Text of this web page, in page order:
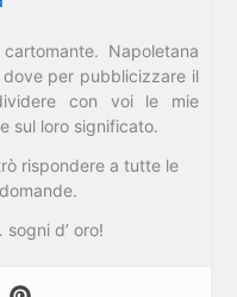
Napoletana
per pubblicizzare il
con voi le mie
sul loro significato.
rispondere a tutte le
d’ oro!